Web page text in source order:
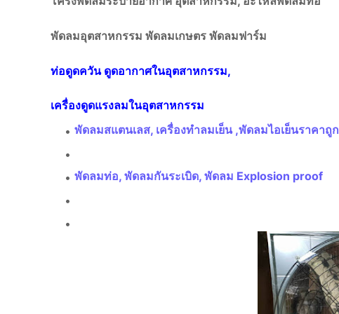
พัดลมอุตสาหกรรม พัดลมเกษตร พัดลมฟาร์ม
ท่อดูดควัน ดูดอากาศในอุตสาหกรรม,
เครื่องดูดแรงลมในอุตสาหกรรม
พัดลมสแตนเลส, เครื่องทำลมเย็น ,พัดลมไอเย็นราคาถูก
พัดลมท่อ, พัดลมกันระเบิด, พัดลม Explosion proof